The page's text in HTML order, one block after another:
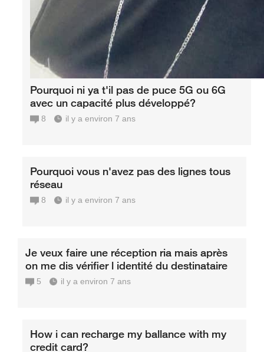
Pourquoi ni ya t'il pas de puce 5G ou 6G
avec un capacité plus développé?
8 il y a environ 7 ans
Pourquoi vous n'avez pas des lignes tous
réseau
8 il y a environ 7 ans
Je veux faire une réception ria mais après
on me dis vérifier l identité du destinataire
5 il y a environ 7 ans
How i can recharge my ballance with my
credit card?